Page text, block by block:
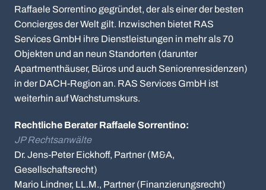
Raffaele Sorrentino gegründet, der als einer der besten
Concierges der Welt gilt. Inzwischen bietet RAS
Services GmbH ihre Dienstleistungen in mehr als 70
Objekten und an neun Standorten (darunter
Apartmenthäuser, Büros und auch Seniorenresidenzen)
in der DACH-Region an. RAS Services GmbH ist
weiterhin auf Wachstumskurs.
Rechtliche Berater Raffaele Sorrentino:
JP Rechtsanwälte
Dr. Jens-Peter Eickhoff, Partner (M&A,
Gesellschaftsrecht)
Mario Lindner, LL.M., Partner (Finanzierungsrecht)